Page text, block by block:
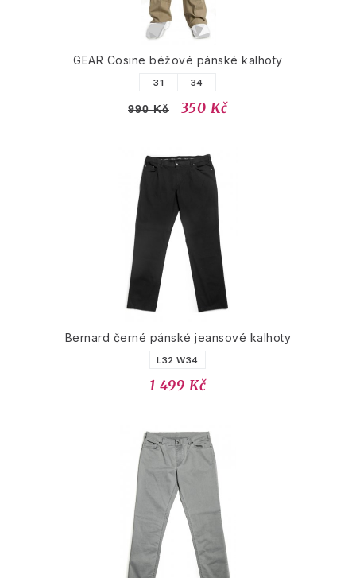
GEAR Cosine béžové pánské kalhoty
31 34
990 Kč 350 Kč
Bernard černé pánské jeansové kalhoty
L32 W34
1 499 Kč